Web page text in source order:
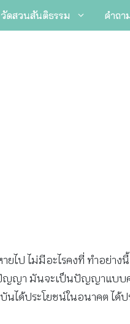
วัดสวนสันติธรรม คำถ
ไม่มีอะไรคงที่ ทำอย่างนี้เ
ริญปัญญา มันจะเป็นปัญญาแ
นได้ประโยชน์ในอนาคต ได้